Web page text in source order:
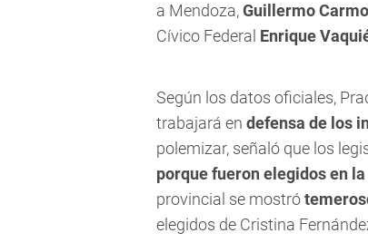
a Mendoza,Guillermo
Cívico Federal Enrique
Según los datos oficiales,
trabajará en defensa de los
polemizar, señaló que los
porque fueron elegidos en la
provincial se mostró
elegidos de Cristina